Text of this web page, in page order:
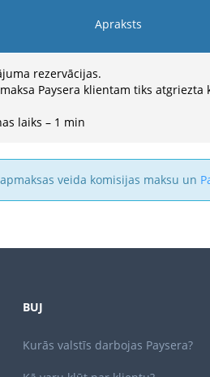
Apraksts
rezervācijas.
Paysera klientam tiks atgriezta
laiks – 1 min
veida komisijas maksu un
BUJ
Kurās valstīs darbojas Paysera?